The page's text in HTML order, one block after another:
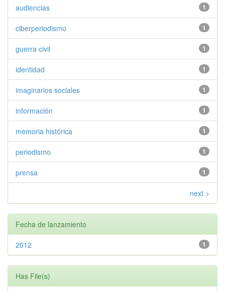
1
audiencias
1
ciberperiodismo
1
guerra civil
1
identidad
1
imaginarios sociales
1
información
1
memoria histórica
1
periodismo
1
prensa
next >
Fecha de lanzamiento
1
2012
Has File(s)